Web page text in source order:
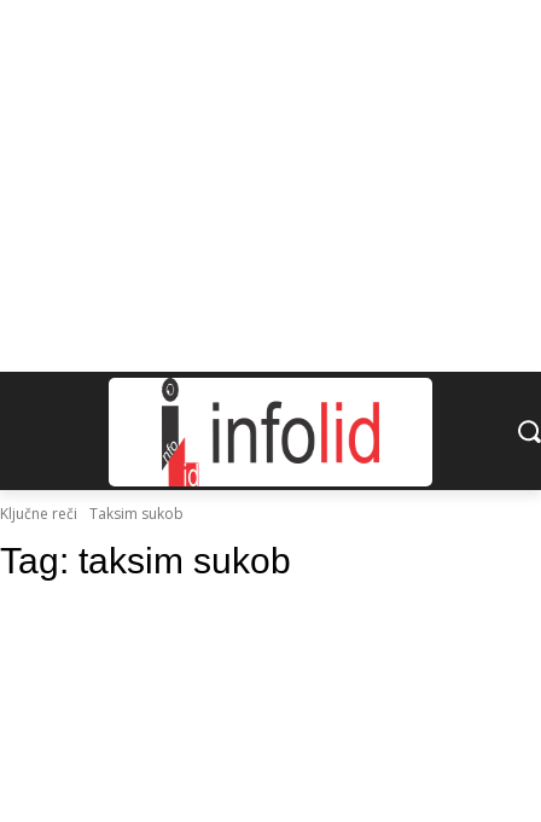
Ključne reči Taksim sukob
Tag: taksim sukob